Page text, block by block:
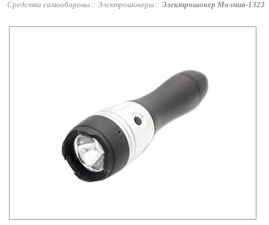
Средства самообороны Электрошокеры Электрошокер Молния-1323